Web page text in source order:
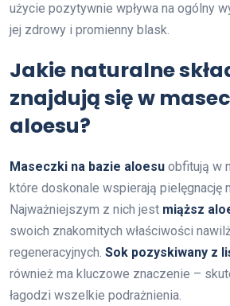
użycie pozytywnie wpływa na ogólny
jej zdrowy i promienny blask.
Jakie naturalne
znajdują się w
aloesu?
Maseczki na bazie aloesu obfitują w
które doskonale wspierają pielęgnację
Najważniejszym z nich jest miąższ
swoich znakomitych właściwości
regeneracyjnych. Sok pozyskiwany z
również ma kluczowe znaczenie –
łagodzi wszelkie podrażnienia.